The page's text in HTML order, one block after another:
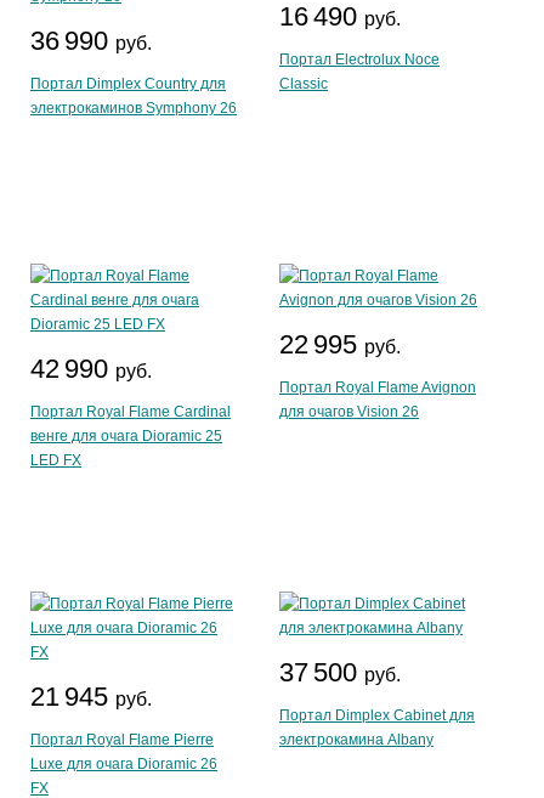
36 990 руб.
Портал Dimplex Country для
электрокаминов Symphony 26
16 490 руб.
Портал Electrolux Noce
Classic
42 990 руб.
Портал Royal Flame Cardinal
венге для очага Dioramic 25
LED FX
22 995 руб.
Портал Royal Flame Avignon
для очагов Vision 26
21 945 руб.
Портал Royal Flame Pierre
Luxe для очага Dioramic 26
FX
37 500 руб.
Портал Dimplex Cabinet для
электрокамина Albany